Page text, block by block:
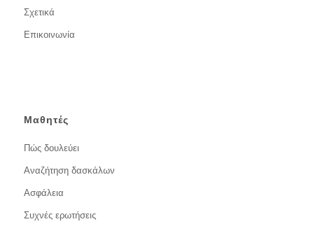
Σχετικά
Επικοινωνία
Μαθητές
Πώς δουλεύει
Αναζήτηση δασκάλων
Ασφάλεια
Συχνές ερωτήσεις